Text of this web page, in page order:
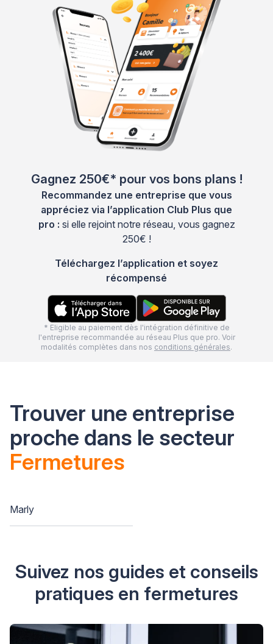
Gagnez 250€* pour vos bons plans !
Recommandez une entreprise que vous
appréciez via l’application Club Plus que
pro : si elle rejoint notre réseau, vous gagnez
250€ !
Téléchargez l’application et soyez
récompensé
* Eligible au paiement dès l'intégration définitive de
l'entreprise recommandée au réseau Plus que pro. Voir
modalités complètes dans nos conditions générales.
Trouver une entreprise
proche dans le secteur
Fermetures
Marly
Suivez nos guides et conseils
pratiques en fermetures